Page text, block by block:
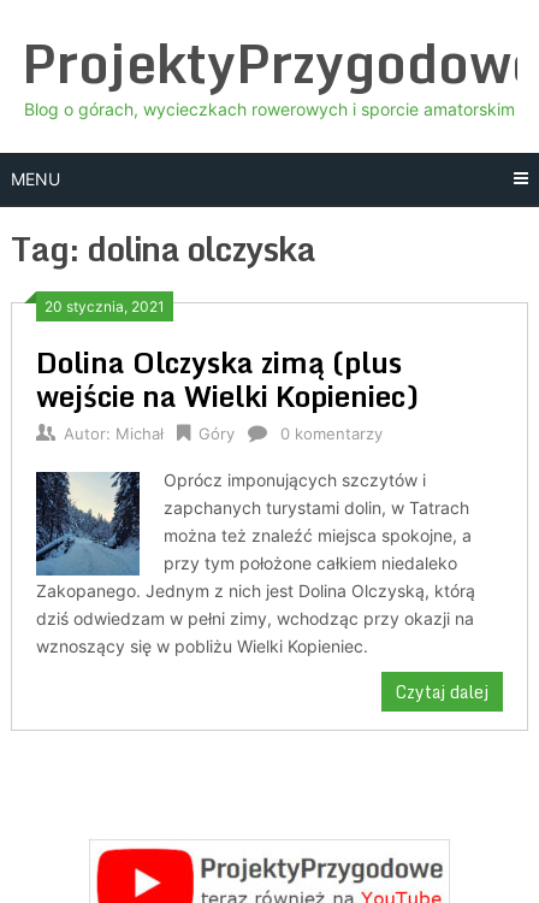
content
Blog o górach, wycieczkach rowerowych i sporcie amatorskim
MENU
Tag: dolina olczyska
20 stycznia, 2021
Dolina Olczyska zimą (plus
wejście na Wielki Kopieniec)
Autor: Michał Góry 0 komentarzy
Oprócz imponujących szczytów i
zapchanych turystami dolin, w Tatrach
można też znaleźć miejsca spokojne, a
przy tym położone całkiem niedaleko
Zakopanego. Jednym z nich jest Dolina Olczyską, którą
dziś odwiedzam w pełni zimy, wchodząc przy okazji na
wznoszący się w pobliżu Wielki Kopieniec.
Czytaj dalej